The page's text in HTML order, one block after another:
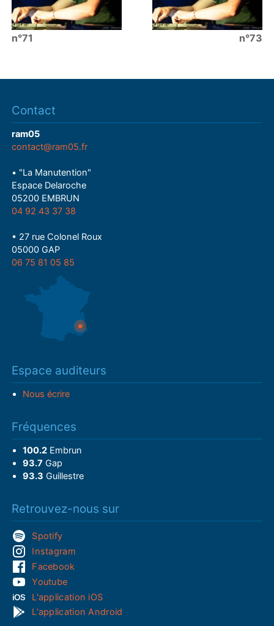
n°71 n°73
Contact
ram05
contact@ram05.fr
• "La Manutention"
Espace Delaroche
05200 EMBRUN
04 92 43 37 38
• 27 rue Colonel Roux
05000 GAP
06 75 81 05 85
Espace auditeurs
Nous écrire
Fréquences
100.2Embrun
93.7 Gap
93.3 Guillestre
Retrouvez-nous sur
Spotify
Instagram
Facebook
Youtube
L'application iOS
L'application Android